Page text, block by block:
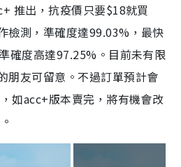
推出，抗疫價只要$18就買
檢測，準確度達99.03%，最快
確度高達97.25%。目前未有限
朋友可留意。不過訂單預計會
如acc+版本賣完，將有機會改